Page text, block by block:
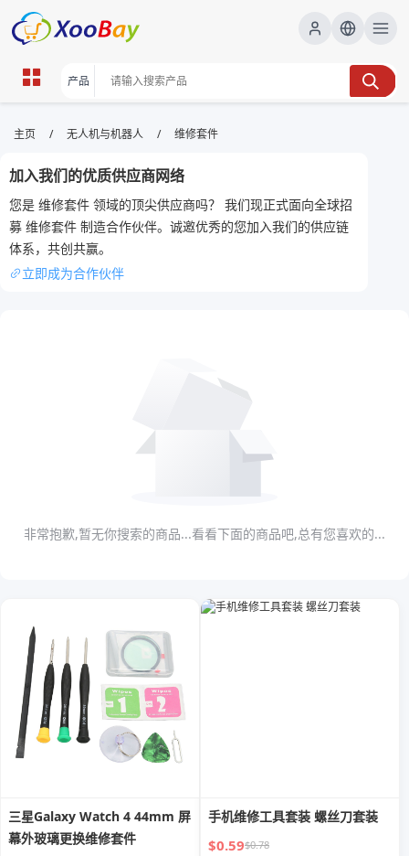
维修套件 | XOOBAY B2B/B2C
Marketplace
维修套件,工具,修理用品, wholesale 维修套件,
XOOBAY
高性价比维修套件，快速解决常见故障，提升修理效率。
主页 / 无人机与机器人 / 维修套件
加入我们的优质供应商网络
您是 维修套件 领域的顶尖供应商吗？ 我们现正式面向全球招
募 维修套件 制造合作伙伴。诚邀优秀的您加入我们的供应链
体系，共创共赢。
立即成为合作伙伴
非常抱歉,暂无你搜索的商品...看看下面的商品吧,总有您喜欢的...
三星Galaxy Watch 4 44mm 屏
幕外玻璃更换维修套件
手机维修工具套装 螺丝刀套装
$0.59$0.78